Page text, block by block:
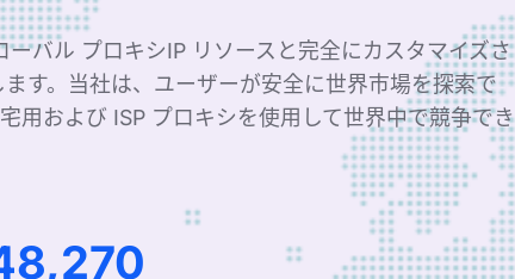
バル プロキシIP リソースと完全にカスタマイズさ
す。当社は、ユーザーが安全に世界市場を探索で
用および ISP プロキシを使用して世界中で競争でき